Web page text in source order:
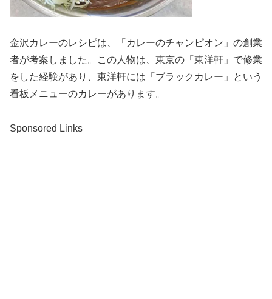
金沢カレーのレシピは、「カレーのチャンピオン」の創業
者が考案しました。この人物は、東京の「東洋軒」で修業
をした経験があり、東洋軒には「ブラックカレー」という
看板メニューのカレーがあります。
Sponsored Links